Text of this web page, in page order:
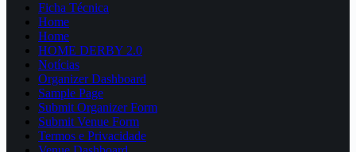
Ficha Técnica
Home
Home
HOME DERBY 2.0
Notícias
Organizer Dashboard
Sample Page
Submit Organizer Form
Submit Venue Form
Termos e Privacidade